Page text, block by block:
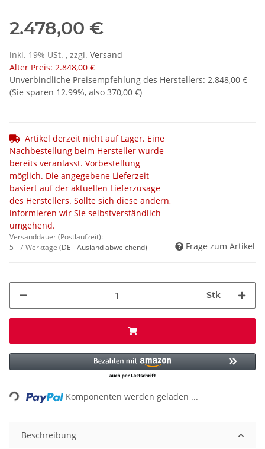
2.478,00 €
inkl. 19% USt. , zzgl. Versand
Alter Preis: 2.848,00 €
Unverbindliche Preisempfehlung des Herstellers: 2.848,00 €
(Sie sparen 12.99%, also 370,00 €)
Artikel derzeit nicht auf Lager. Eine
Nachbestellung beim Hersteller wurde
bereits veranlasst. Vorbestellung
möglich. Die angegebene Lieferzeit
basiert auf der aktuellen Lieferzusage
des Herstellers. Sollte sich diese ändern,
informieren wir Sie selbstverständlich
umgehend.
Versanddauer (Postlaufzeit):
5 - 7 Werktage (DE - Ausland abweichend) Frage zum Artikel
Stk
Loading... Komponenten werden geladen ...
Beschreibung